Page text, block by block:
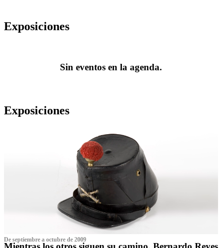
Exposiciones
Sin eventos en la agenda.
Exposiciones
De septiembre a octubre de 2009